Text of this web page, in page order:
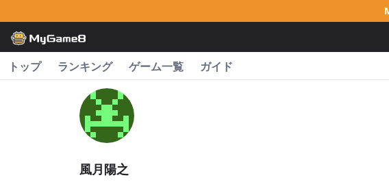
トップ ランキング ゲーム一覧 ガイド
風月陽之